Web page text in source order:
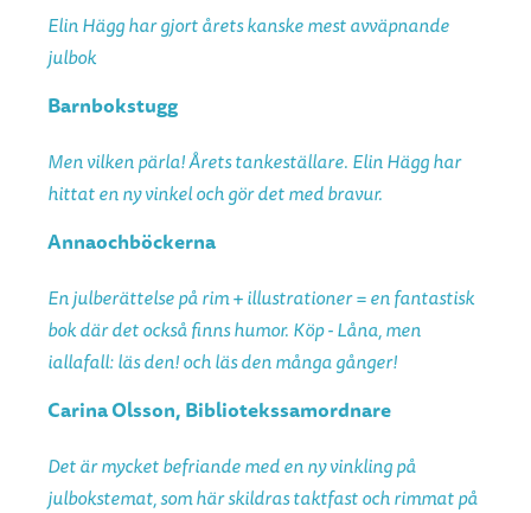
Elin Hägg har gjort årets kanske mest avväpnande
julbok
Barnbokstugg
Men vilken pärla! Årets tankeställare. Elin Hägg har
hittat en ny vinkel och gör det med bravur.
Annaochböckerna
En julberättelse på rim + illustrationer = en fantastisk
bok där det också finns humor. Köp - Låna, men
iallafall: läs den! och läs den många gånger!
Carina Olsson, Bibliotekssamordnare
Det är mycket befriande med en ny vinkling på
julbokstemat, som här skildras taktfast och rimmat på